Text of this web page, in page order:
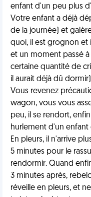
enfant d'un peu plus
Votre enfant a déjà
de la journée) et
quoi, il est grognon et
et un moment passé
certaine quantité de
il aurait déjà dû
Vous revenez
wagon, vous vous
peu, il se rendort,
hurlement d'un enfant
En pleurs, il n'arrive
5 minutes pour le
rendormir. Quand
3 minutes après,
réveille en pleurs, et